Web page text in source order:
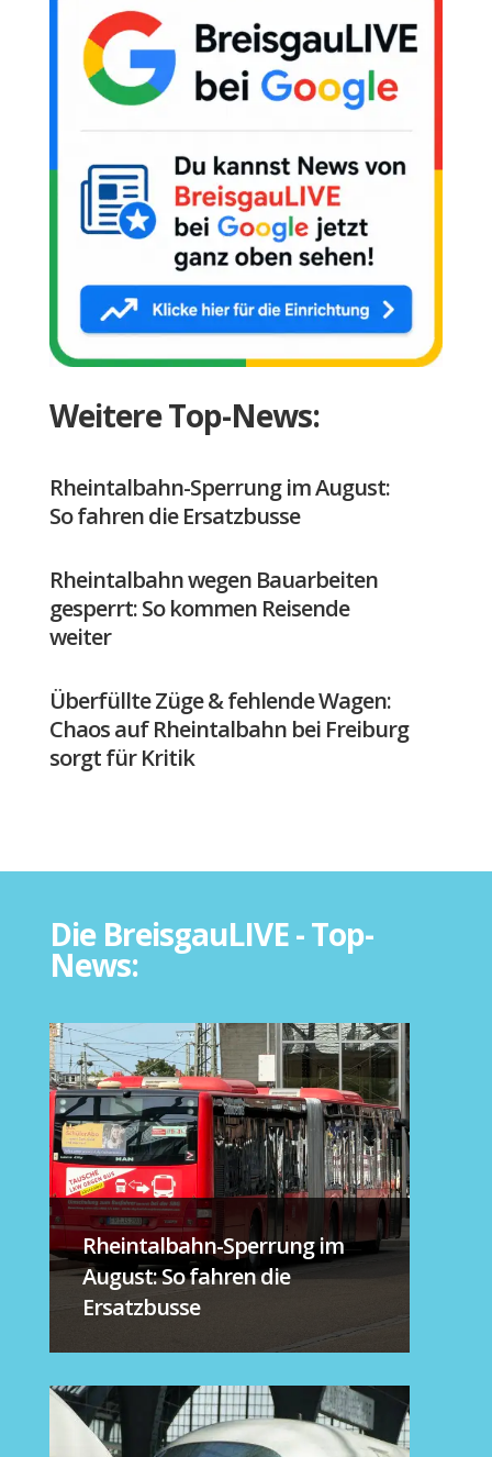
Weitere Top-News:
Rheintalbahn-Sperrung im August:
So fahren die Ersatzbusse
Rheintalbahn wegen Bauarbeiten
gesperrt: So kommen Reisende
weiter
Überfüllte Züge & fehlende Wagen:
Chaos auf Rheintalbahn bei Freiburg
sorgt für Kritik
Die BreisgauLIVE - Top-
News:
Rheintalbahn-Sperrung im
August: So fahren die
Ersatzbusse